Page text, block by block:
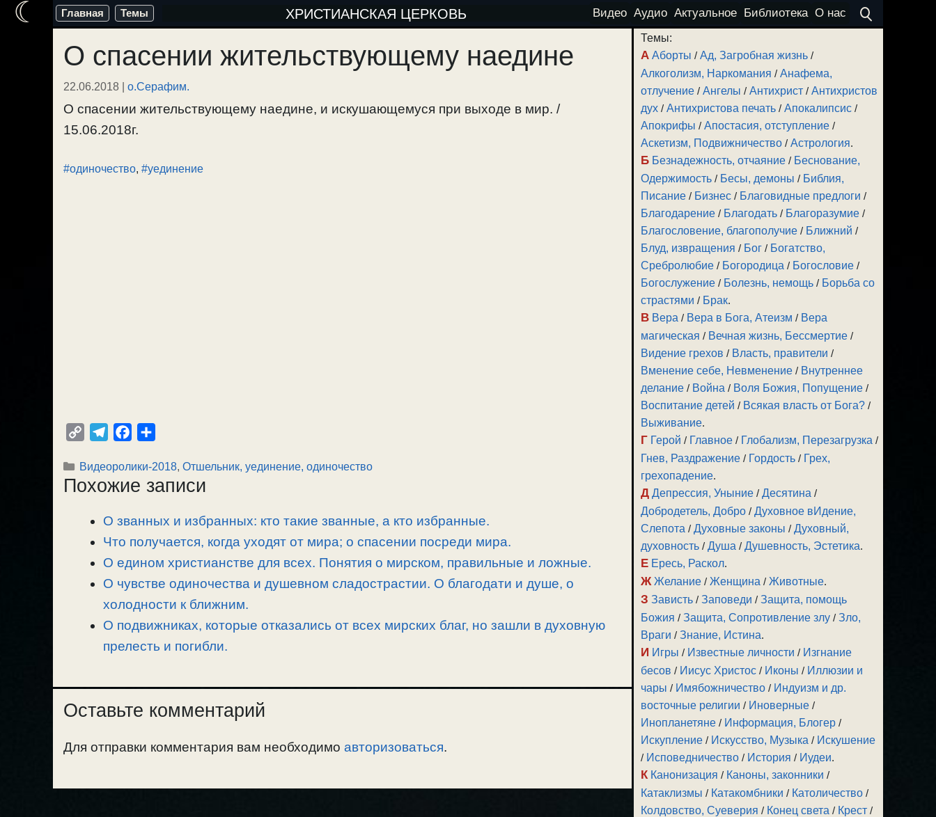
Перейти
содержимому
Главная Темы ХРИСТИАНСКАЯ ЦЕРКОВЬ Видео Аудио Актуальное Библиотека О нас
О спасении жительствующему наедине
22.06.2018 | о.Серафим.
О спасении жительствующему наедине, и искушающемуся при выходе в мир. /
15.06.2018г.
#одиночество, #уединение
p
y
l
e
r
a
m
c
e
o
o
k
п
р
в
и
т
Рубрики
Видеоролики-2018, Отшельник, уединение, одиночество
Похожие записи
О званных и избранных: кто такие званные, а кто избранные.
Что получается, когда уходят от мира; о спасении посреди мира.
О едином христианстве для всех. Понятия о мирском, правильные и ложные.
О чувстве одиночества и душевном сладострастии. О благодати и душе, о
холодности к ближним.
О подвижниках, которые отказались от всех мирских благ, но зашли в духовную
прелесть и погибли.
Оставьте комментарий
Для отправки комментария вам необходимо авторизоваться.
Темы:
А Аборты /Ад, Загробная жизнь /
Алкоголизм, Наркомания /Анафема,
отлучение /Ангелы /Антихрист /Антихристов
дух /Антихристова печать /Апокалипсис /
Апокрифы /Апостасия, отступление /
Аскетизм, Подвижничество /Астрология.
Б Безнадежность, отчаяние / Беснование,
Одержимость / Бесы, демоны / Библия,
Писание / Бизнес / Благовидные предлоги /
Благодарение / Благодать / Благоразумие /
Благословение, благополучие / Ближний /
Блуд, извращения / Бог / Богатство,
Сребролюбие / Богородица / Богословие /
Богослужение / Болезнь, немощь / Борьба со
страстями / Брак.
В Вера / Вера в Бога, Атеизм / Вера
магическая / Вечная жизнь, Бессмертие /
Видение грехов / Власть, правители /
Вменение себе, Невменение / Внутреннее
делание / Война / Воля Божия, Попущение /
Воспитание детей / Всякая власть от Бога? /
Выживание.
Г Герой / Главное / Глобализм, Перезагрузка /
Гнев, Раздражение / Гордость / Грех,
грехопадение.
Д Депрессия, Уныние /Десятина /
Добродетель, Добро /Духовное вИдение,
Слепота /Духовные законы /Духовный,
духовность /Душа /Душевность, Эстетика.
Е Ересь, Раскол.
Ж Желание /Женщина /Животные.
З Зависть /Заповеди /Защита, помощь
Божия /Защита, Сопротивление злу /Зло,
Враги /Знание, Истина.
И Игры / Известные личности / Изгнание
бесов / Иисус Христос / Иконы / Иллюзии и
чары / Имябожничество / Индуизм и др.
восточные религии / Иноверные /
Инопланетяне / Информация, Блогер /
Искупление / Искусство, Музыка / Искушение
/ Исповедничество / История / Иудеи.
К Канонизация / Каноны, законники /
Катаклизмы / Катакомбники / Католичество /
Колдовство, Суеверия / Конец света / Крест /
☾